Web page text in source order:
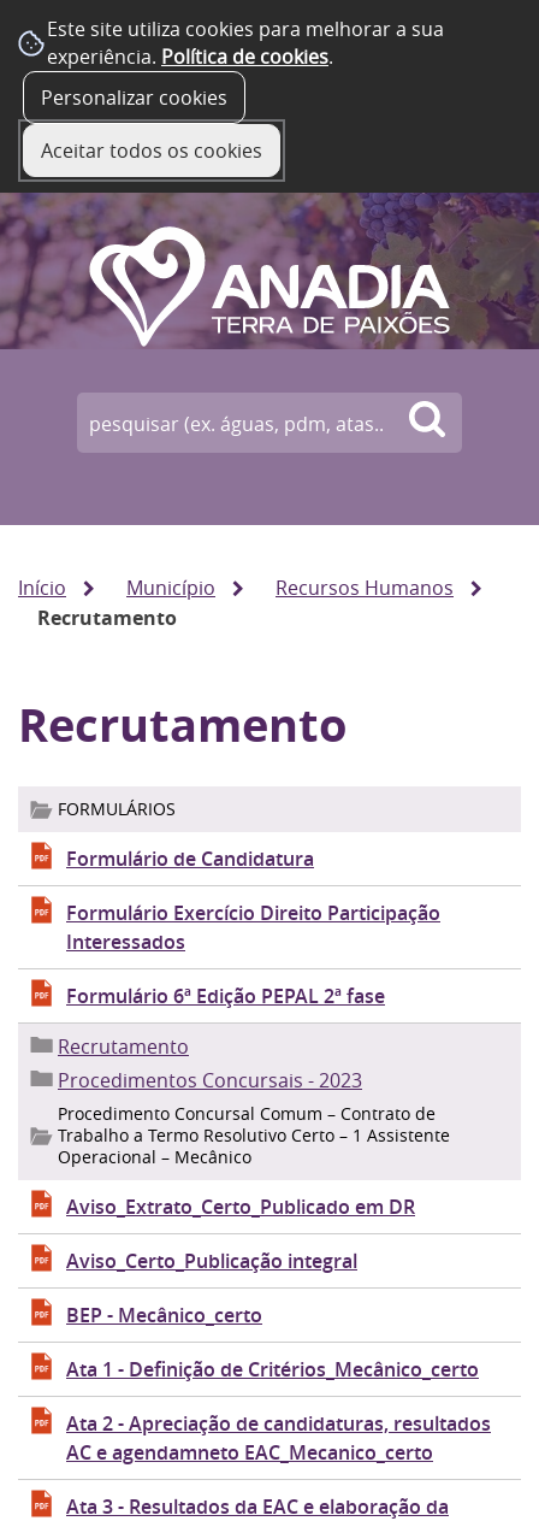
Este site utiliza cookies para melhorar a sua
experiência. Política de cookies.
Personalizar cookies
Aceitar todos os cookies
Início Município
Recursos Humanos
Recrutamento
Recrutamento
FORMULÁRIOS
Formulário de Candidatura
Formulário Exercício Direito Participação
Interessados
Formulário 6ª Edição PEPAL 2ª fase
Recrutamento
Procedimentos Concursais - 2023
Procedimento Concursal Comum – Contrato de
Trabalho a Termo Resolutivo Certo – 1 Assistente
Operacional – Mecânico
Aviso_Extrato_Certo_Publicado em DR
Aviso_Certo_Publicação integral
BEP - Mecânico_certo
Ata 1 - Definição de Critérios_Mecânico_certo
Ata 2 - Apreciação de candidaturas, resultados
AC e agendamneto EAC_Mecanico_certo
Ata 3 - Resultados da EAC e elaboração da